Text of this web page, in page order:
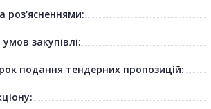
роз'ясненнями:
закупівлі:
подання тендерних пропозицій: